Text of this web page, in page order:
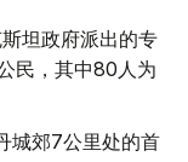
坦政府派出的专
民，其中80人为
城郊7公里处的首